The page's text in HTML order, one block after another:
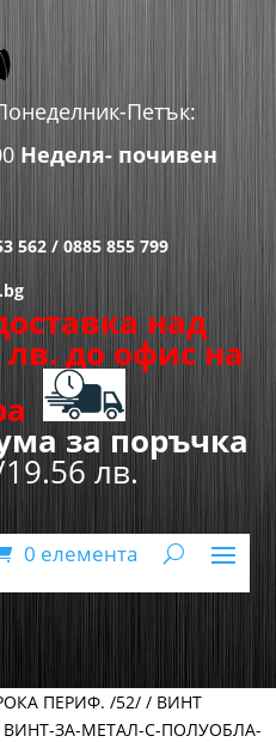
Петък:
Неделя- почивен
562 / 0885 855 799
над
лв. до офис на
за поръчка
лв.
0 елемента
ПЕРИФ. /52/ / ВИНТ
ВИНТ-ЗА-МЕТАЛ-С-ПОЛУОБЛА-